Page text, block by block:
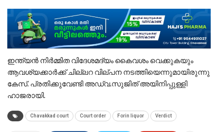
ഇന്ത്യൻ നിർമ്മിത വിദേശമദ്യം കൈവശം വെക്കുകയും
ആവശ്യക്കാർക്ക് ചില്ലറ വില്പന നടത്തിയെന്നുമായിരുന്നു
കേസ്. പ്രതിക്കുവേണ്ടി അഡ്വ.സുജിത് അയിനിപ്പുള്ളി
ഹാജരായി.
Chavakkad court Court order Forin liquor Verdict